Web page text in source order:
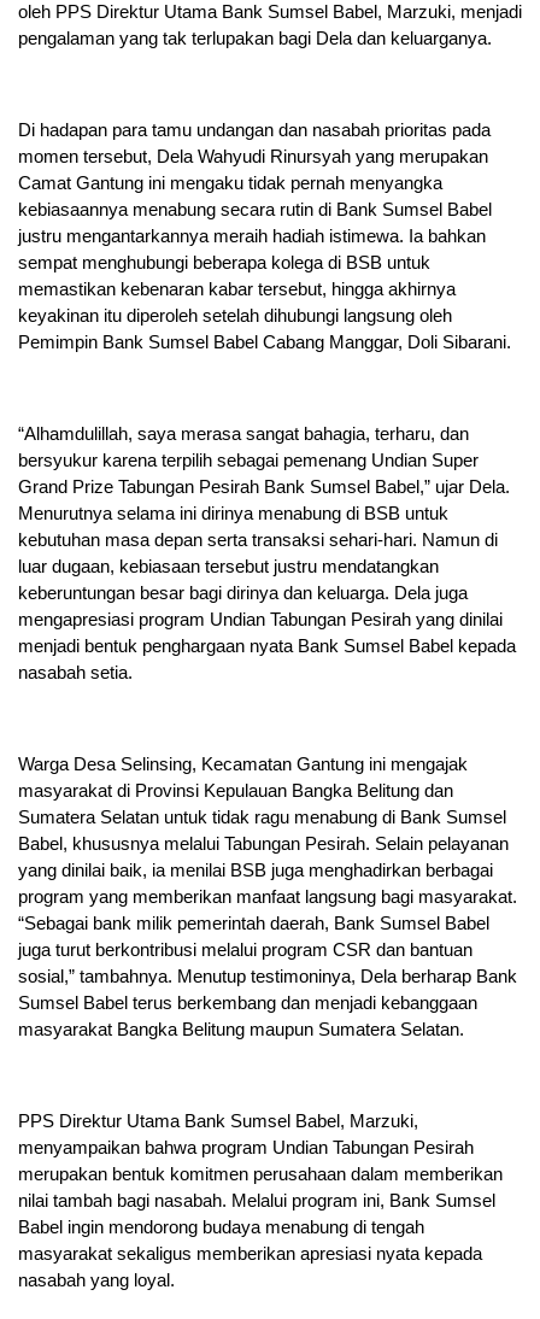
oleh PPS Direktur Utama Bank Sumsel Babel, Marzuki, menjadi
pengalaman yang tak terlupakan bagi Dela dan keluarganya.
Di hadapan para tamu undangan dan nasabah prioritas pada
momen tersebut, Dela Wahyudi Rinursyah yang merupakan
Camat Gantung ini mengaku tidak pernah menyangka
kebiasaannya menabung secara rutin di Bank Sumsel Babel
justru mengantarkannya meraih hadiah istimewa. Ia bahkan
sempat menghubungi beberapa kolega di BSB untuk
memastikan kebenaran kabar tersebut, hingga akhirnya
keyakinan itu diperoleh setelah dihubungi langsung oleh
Pemimpin Bank Sumsel Babel Cabang Manggar, Doli Sibarani.
“Alhamdulillah, saya merasa sangat bahagia, terharu, dan
bersyukur karena terpilih sebagai pemenang Undian Super
Grand Prize Tabungan Pesirah Bank Sumsel Babel,” ujar Dela.
Menurutnya selama ini dirinya menabung di BSB untuk
kebutuhan masa depan serta transaksi sehari-hari. Namun di
luar dugaan, kebiasaan tersebut justru mendatangkan
keberuntungan besar bagi dirinya dan keluarga. Dela juga
mengapresiasi program Undian Tabungan Pesirah yang dinilai
menjadi bentuk penghargaan nyata Bank Sumsel Babel kepada
nasabah setia.
Warga Desa Selinsing, Kecamatan Gantung ini mengajak
masyarakat di Provinsi Kepulauan Bangka Belitung dan
Sumatera Selatan untuk tidak ragu menabung di Bank Sumsel
Babel, khususnya melalui Tabungan Pesirah. Selain pelayanan
yang dinilai baik, ia menilai BSB juga menghadirkan berbagai
program yang memberikan manfaat langsung bagi masyarakat.
“Sebagai bank milik pemerintah daerah, Bank Sumsel Babel
juga turut berkontribusi melalui program CSR dan bantuan
sosial,” tambahnya. Menutup testimoninya, Dela berharap Bank
Sumsel Babel terus berkembang dan menjadi kebanggaan
masyarakat Bangka Belitung maupun Sumatera Selatan.
PPS Direktur Utama Bank Sumsel Babel, Marzuki,
menyampaikan bahwa program Undian Tabungan Pesirah
merupakan bentuk komitmen perusahaan dalam memberikan
nilai tambah bagi nasabah. Melalui program ini, Bank Sumsel
Babel ingin mendorong budaya menabung di tengah
masyarakat sekaligus memberikan apresiasi nyata kepada
nasabah yang loyal.